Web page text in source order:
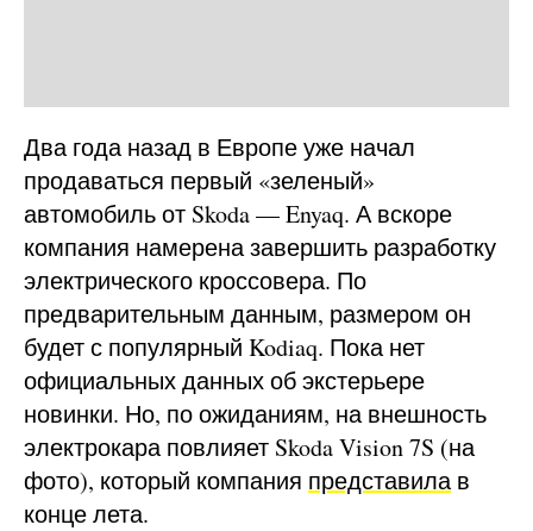
Два года назад в Европе уже начал
продаваться первый «зеленый»
автомобиль от Skoda — Enyaq. А вскоре
компания намерена завершить разработку
электрического кроссовера. По
предварительным данным, размером он
будет с популярный Kodiaq. Пока нет
официальных данных об экстерьере
новинки. Но, по ожиданиям, на внешность
электрокара повлияет Skoda Vision 7S (на
фото), который компания представилав
конце лета.